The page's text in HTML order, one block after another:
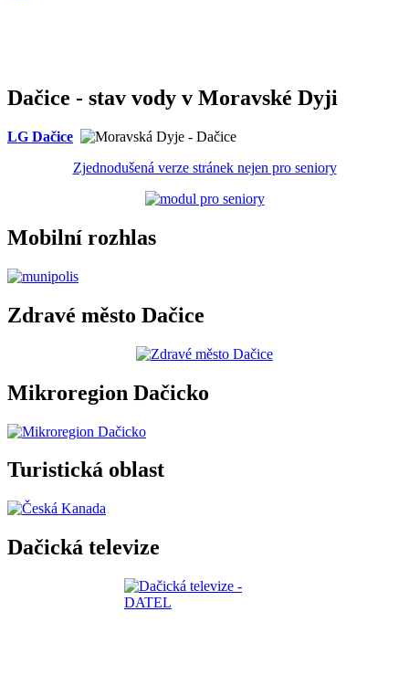
Dačice - stav vody v Moravské Dyji
LG Dačice
Zjednodušená verze stránek nejen pro seniory
Mobilní rozhlas
Zdravé město Dačice
Mikroregion Dačicko
Turistická oblast
Dačická televize